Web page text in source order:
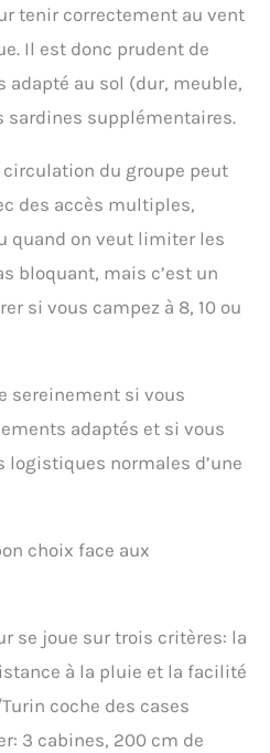
tenir correctement au vent
Il est donc prudent de
au sol (dur, meuble,
sardines supplémentaires.
du groupe peut
des accès multiples,
quand on veut limiter les
bloquant, mais c’est un
si vous campez à 8, 10 ou
sereinement si vous
adaptés et si vous
logistiques normales d’une
choix face aux
se joue sur trois critères: la
à la pluie et la facilité
coche des cases
3 cabines, 200 cm de